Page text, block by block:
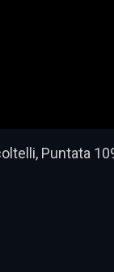
Puntata